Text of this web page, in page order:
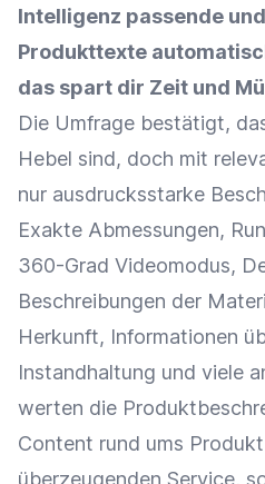
Intelligenz passende
Produkttexte
das spart dir Zeit und
Die Umfrage bestätigt,
Hebel sind, doch mit
nur ausdrucksstarke
Exakte Abmessungen,
360-Grad Videomodus,
Beschreibungen der
Herkunft, Informationen
Instandhaltung und viele
werten die
Content rund ums